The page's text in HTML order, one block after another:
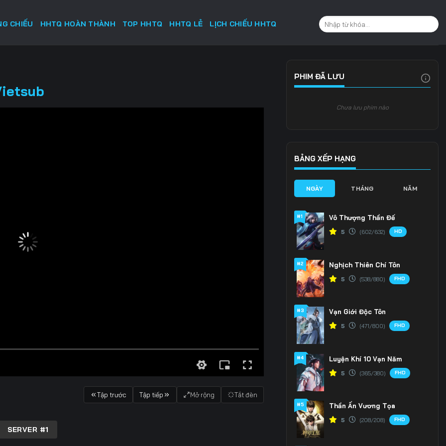
CHIẾU HHTQ HOÀN THÀNH TOP HHTQ HHTQ LẺ LỊCH CHIẾU HHTQ
Tập trước Tập tiếp Mở rộng Tắt đèn
SERVER #1
PHIM ĐÃ LƯU
Chưa lưu phim nào
BẢNG XẾP HẠNG
NGÀY THÁNG NĂM
#1 Vô Thượng Thần Đế
5 (602/632) HD
#2 Nghịch Thiên Chí Tôn
5 (538/880) FHD
#3 Vạn Giới Độc Tôn
5 (471/800) FHD
#4 Luyện Khí 10 Vạn Năm
5 (365/380) FHD
#5 Thần Ấn Vương Tọa
5 (208/208) FHD